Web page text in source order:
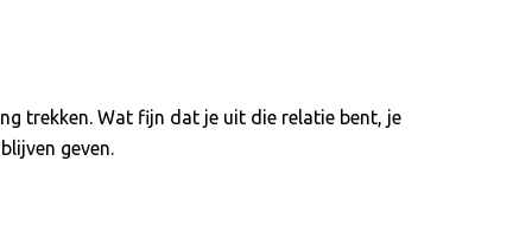
trekken. Wat fijn dat je uit die relatie bent, je
geven.